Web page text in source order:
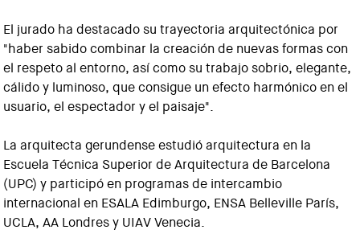
El jurado ha destacado su trayectoria arquitectónica por
"haber sabido combinar la creación de nuevas formas con
el respeto al entorno, así como su trabajo sobrio, elegante,
cálido y luminoso, que consigue un efecto harmónico en el
usuario, el espectador y el paisaje".
La arquitecta gerundense estudió arquitectura en la
Escuela Técnica Superior de Arquitectura de Barcelona
(UPC) y participó en programas de intercambio
internacional en ESALA Edimburgo, ENSA Belleville París,
UCLA, AA Londres y UIAV Venecia.